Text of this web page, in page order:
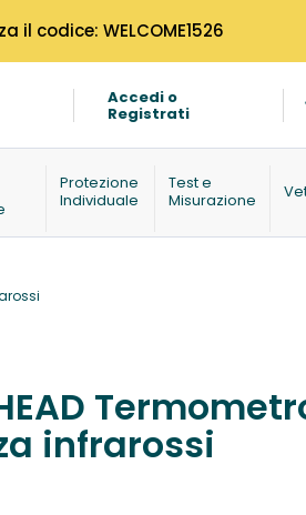
codice: WELCOME1526
Accedi o
Registrati
Protezione
Individuale
Test e
Misurazione
infrarossi